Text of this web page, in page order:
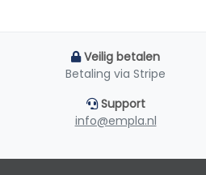
Veilig betalen
Betaling via Stripe
Support
info@empla.nl